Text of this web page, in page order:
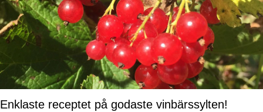
Enklaste receptet på godaste vinbärssylten!